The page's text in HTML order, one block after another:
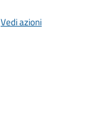
Vedi azioni